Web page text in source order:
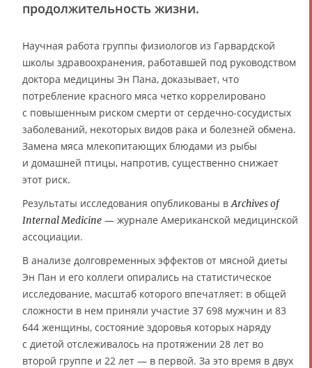
продолжительность жизни.
Научная работа группы физиологов из Гарвардской
школы здравоохранения, работавшей под руководством
доктора медицины Эн Пана, доказывает, что
потребление красного мяса четко коррелировано
с повышенным риском смерти от сердечно-сосудистых
заболеваний, некоторых видов рака и болезней обмена.
Замена мяса млекопитающих блюдами из рыбы
и домашней птицы, напротив, существенно снижает
этот риск.
Результаты исследования опубликованы вArchives of
Internal Medicine — журнале Американской медицинской
ассоциации.
В анализе долговременных эффектов от мясной диеты
Эн Пан и его коллеги опирались на статистическое
исследование, масштаб которого впечатляет: в общей
сложности в нем приняли участие 37 698 мужчин и 83
644 женщины, состояние здоровья которых наряду
с диетой отслеживалось на протяжении 28 лет во
второй группе и 22 лет — в первой. За это время в двух